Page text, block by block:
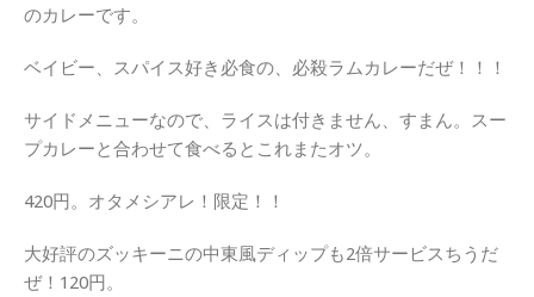
のカレーです。
ベイビー、スパイス好き必食の、必殺ラムカレーだぜ！！！
サイドメニューなので、ライスは付きません、すまん。スー
プカレーと合わせて食べるとこれまたオツ。
420円。オタメシアレ！限定！！
大好評のズッキーニの中東風ディップも2倍サービスちうだ
ぜ！120円。